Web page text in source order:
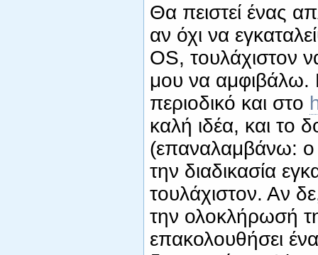
Θα πειστεί ένας
αν όχι να
OS, τουλάχιστον
μου να αμφιβάλω.
περιοδικό και στο
καλή ιδέα, και το
(επαναλαμβάνω: ο
την διαδικασία
τουλάχιστον. Αν
την ολοκλήρωσή
επακολουθήσει